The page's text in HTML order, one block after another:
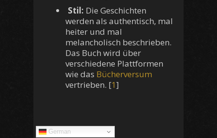
Stil: Die Geschichten
werden als authentisch, mal
heiter und mal
melancholisch beschrieben.
Das Buch wird über
verschiedene Plattformen
wie das Bücherversum
vertrieben. [1]
German